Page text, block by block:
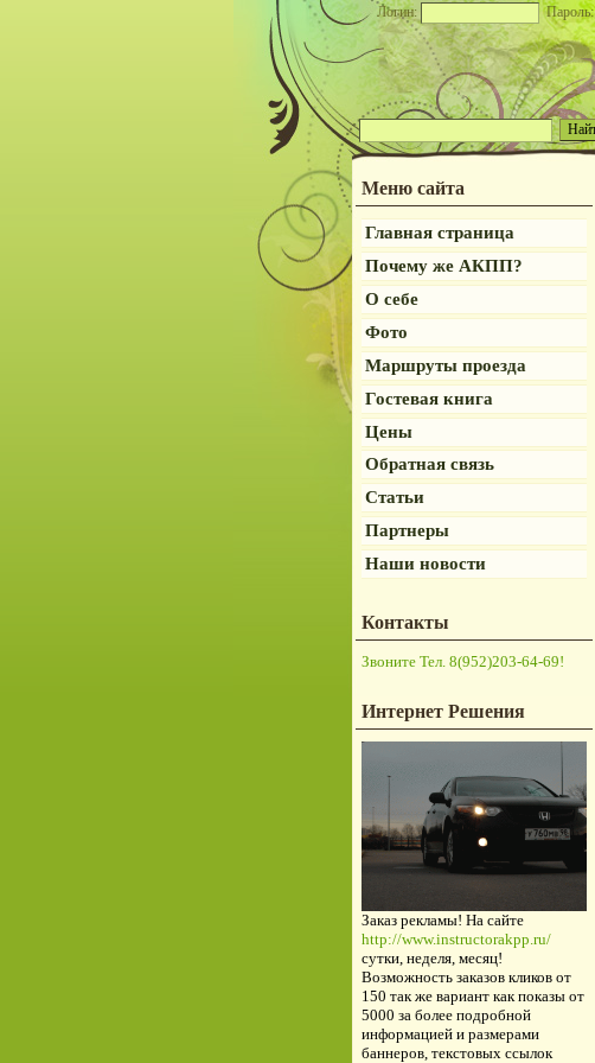
Логин: Пароль:
Меню сайта
Главная страница
Почему же АКПП?
О себе
Фото
Маршруты проезда
Гостевая книга
Цены
Обратная связь
Статьи
Партнеры
Наши новости
Контакты
Звоните Тел. 8(952)203-64-69!
Интернет Решения
Заказ рекламы! На сайте
http://www.instructorakpp.ru/
сутки, неделя, месяц!
Возможность заказов кликов от
150 так же вариант как показы от
5000 за более подробной
информацией и размерами
баннеров, текстовых ссылок